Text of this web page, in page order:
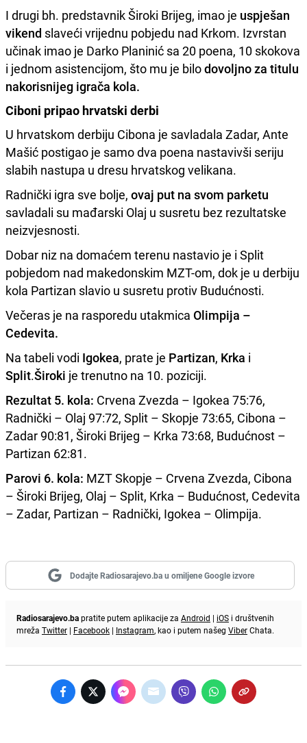
I drugi bh. predstavnik Široki Brijeg, imao je uspješan
vikend slaveći vrijednu pobjedu nad Krkom. Izvrstan
učinak imao je Darko Planinić sa 20 poena, 10 skokova
i jednom asistencijom, što mu je bilodovoljno za titulu
nakorisnijeg igrača kola.
Ciboni pripao hrvatski derbi
U hrvatskom derbiju Cibona je savladala Zadar, Ante
Mašić postigao je samo dva poena nastavivši seriju
slabih nastupa u dresu hrvatskog velikana.
Radnički igra sve bolje, ovaj put na svom parketu
savladali su mađarski Olaj u susretu bez rezultatske
neizvjesnosti.
Dobar niz na domaćem terenu nastavio je i Split
pobjedom nad makedonskim MZT-om, dok je u derbiju
kola Partizan slavio u susretu protiv Budućnosti.
Večeras je na rasporedu utakmica Olimpija –
Cedevita.
Na tabeli vodi Igokea, prate je Partizan, Krka i
Split.Široki je trenutno na 10. poziciji.
Rezultat 5. kola: Crvena Zvezda – Igokea 75:76,
Radnički – Olaj 97:72, Split – Skopje 73:65, Cibona –
Zadar 90:81, Široki Brijeg – Krka 73:68, Budućnost –
Partizan 62:81.
Parovi 6. kola: MZT Skopje – Crvena Zvezda, Cibona
– Široki Brijeg, Olaj – Split, Krka – Budućnost, Cedevita
– Zadar, Partizan – Radnički, Igokea – Olimpija.
Dodajte Radiosarajevo.ba u omiljene Google izvore
Radiosarajevo.bapratite putem aplikacije za Android | iOS i društvenih
mreža Twitter | Facebook | Instagram, kao i putem našeg ViberChata.